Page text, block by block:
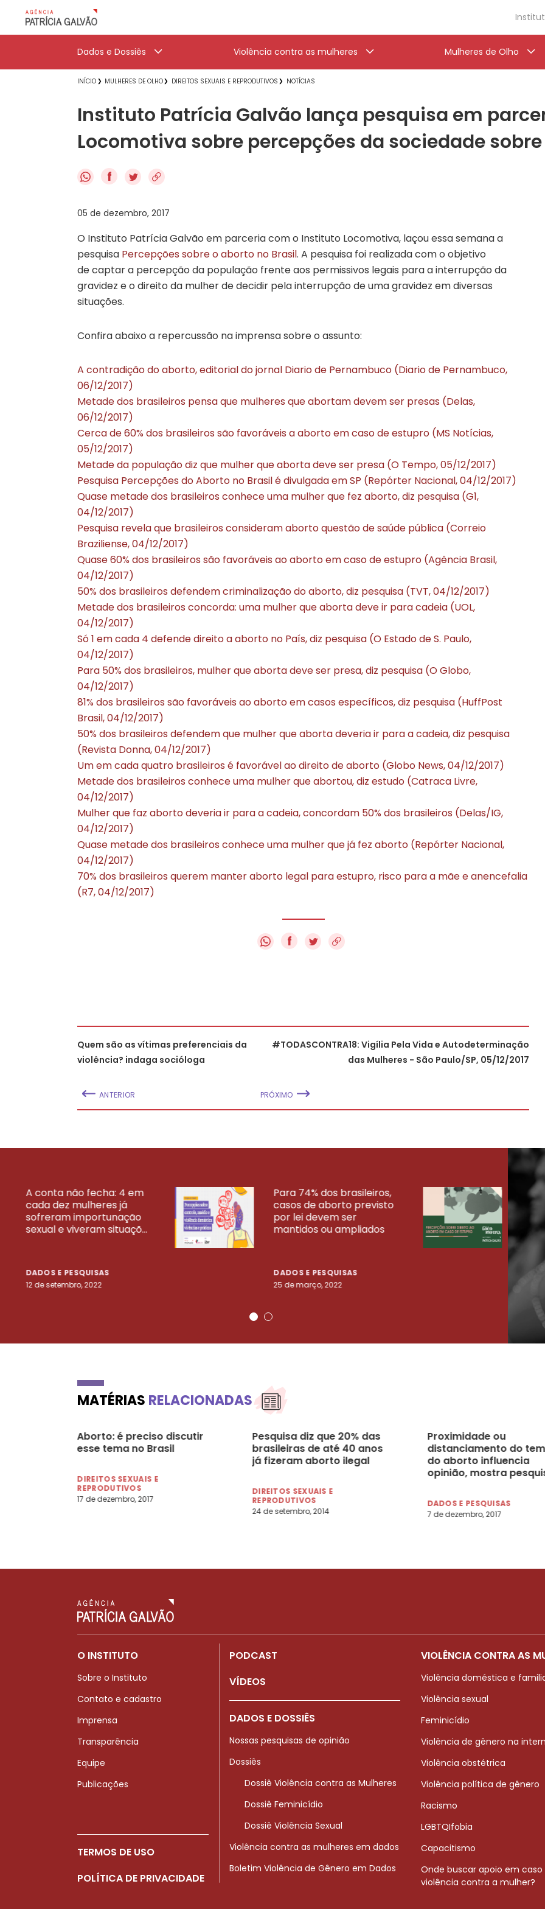
Dados e Dossiês Violência contra as mulheres Mulheres de Olho
INÍCIO MULHERES DE OLHO DIREITOS SEXUAIS E REPRODUTIVOS NOTÍCIAS
Instituto Patrícia Galvão lança pesquisa em
Locomotiva sobre percepções da sociedade
f
05 de dezembro, 2017
O Instituto Patrícia Galvão em parceria com o Instituto Locomotiva, laçou essa semana a
pesquisa Percepções sobre o aborto no Brasil. A pesquisa foi realizada com o objetivo
de captar a percepção da população frente aos permissivos legais para a interrupção da
gravidez e o direito da mulher de decidir pela interrupção de uma gravidez em diversas
situações.
Confira abaixo a repercussão na imprensa sobre o assunto:
A contradição do aborto, editorial do jornal Diario de Pernambuco (Diario de Pernambuco,
06/12/2017)
Metade dos brasileiros pensa que mulheres que abortam devem ser presas (Delas,
06/12/2017)
Cerca de 60% dos brasileiros são favoráveis a aborto em caso de estupro (MS Notícias,
05/12/2017)
Metade da população diz que mulher que aborta deve ser presa (O Tempo, 05/12/2017)
Pesquisa Percepções do Aborto no Brasil é divulgada em SP (Repórter Nacional, 04/12/2017)
Quase metade dos brasileiros conhece uma mulher que fez aborto, diz pesquisa (G1,
04/12/2017)
Pesquisa revela que brasileiros consideram aborto questão de saúde pública (Correio
Braziliense, 04/12/2017)
Quase 60% dos brasileiros são favoráveis ao aborto em caso de estupro (Agência Brasil,
04/12/2017)
50% dos brasileiros defendem criminalização do aborto, diz pesquisa (TVT, 04/12/2017)
Metade dos brasileiros concorda: uma mulher que aborta deve ir para cadeia (UOL,
04/12/2017)
Só 1 em cada 4 defende direito a aborto no País, diz pesquisa (O Estado de S. Paulo,
04/12/2017)
Para 50% dos brasileiros, mulher que aborta deve ser presa, diz pesquisa (O Globo,
04/12/2017)
81% dos brasileiros são favoráveis ao aborto em casos específicos, diz pesquisa (HuffPost
Brasil, 04/12/2017)
50% dos brasileiros defendem que mulher que aborta deveria ir para a cadeia, diz pesquisa
(Revista Donna, 04/12/2017)
Um em cada quatro brasileiros é favorável ao direito de aborto (Globo News, 04/12/2017)
Metade dos brasileiros conhece uma mulher que abortou, diz estudo (Catraca Livre,
04/12/2017)
Mulher que faz aborto deveria ir para a cadeia, concordam 50% dos brasileiros (Delas/IG,
04/12/2017)
Quase metade dos brasileiros conhece uma mulher que já fez aborto (Repórter Nacional,
04/12/2017)
70% dos brasileiros querem manter aborto legal para estupro, risco para a mãe e anencefalia
(R7, 04/12/2017)
f
Quem são as vítimas preferenciais da
violência? indaga socióloga
ANTERIOR
#TODASCONTRA18: Vigília Pela Vida e Autodeterminação
das Mulheres - São Paulo/SP, 05/12/2017
PRÓXIMO
A conta não fecha: 4 em
cada dez mulheres já
sofreram importunação
sexual e viveram situaçõ...
DADOS E PESQUISAS
12 de setembro, 2022
Para 74% dos brasileiros,
casos de aborto previsto
por lei devem ser
mantidos ou ampliados
DADOS E PESQUISAS
25 de março, 2022
23
VEJA MAIS PESQUISAS
MATÉRIAS RELACIONADAS
Aborto: é preciso discutir
esse tema no Brasil
DIREITOS SEXUAIS E
REPRODUTIVOS
17 de dezembro, 2017
Pesquisa diz que 20% das
brasileiras de até 40 anos
já fizeram aborto ilegal
DIREITOS SEXUAIS E
REPRODUTIVOS
24 de setembro, 2014
Proximidade ou
distanciamento do
do aborto influencia
opinião, mostra
DADOS E PESQUISAS
7 de dezembro, 2017
O INSTITUTO
Sobre o Instituto
Contato e cadastro
Imprensa
Transparência
Equipe
Publicações
TERMOS DE USO
POLÍTICA DE PRIVACIDADE
PODCAST
VÍDEOS
DADOS E DOSSIÊS
Nossas pesquisas de opinião
Dossiês
Dossiê Violência contra as Mulheres
Dossiê Feminicídio
Dossiê Violência Sexual
Violência contra as mulheres em dados
Boletim Violência de Gênero em Dados
VIOLÊNCIA CONTRA AS
Violência doméstica e
Violência sexual
Feminicídio
Violência de gênero na
Violência obstétrica
Violência política de gênero
Racismo
LGBTQIfobia
Capacitismo
Onde buscar apoio em caso
violência contra a mulher?